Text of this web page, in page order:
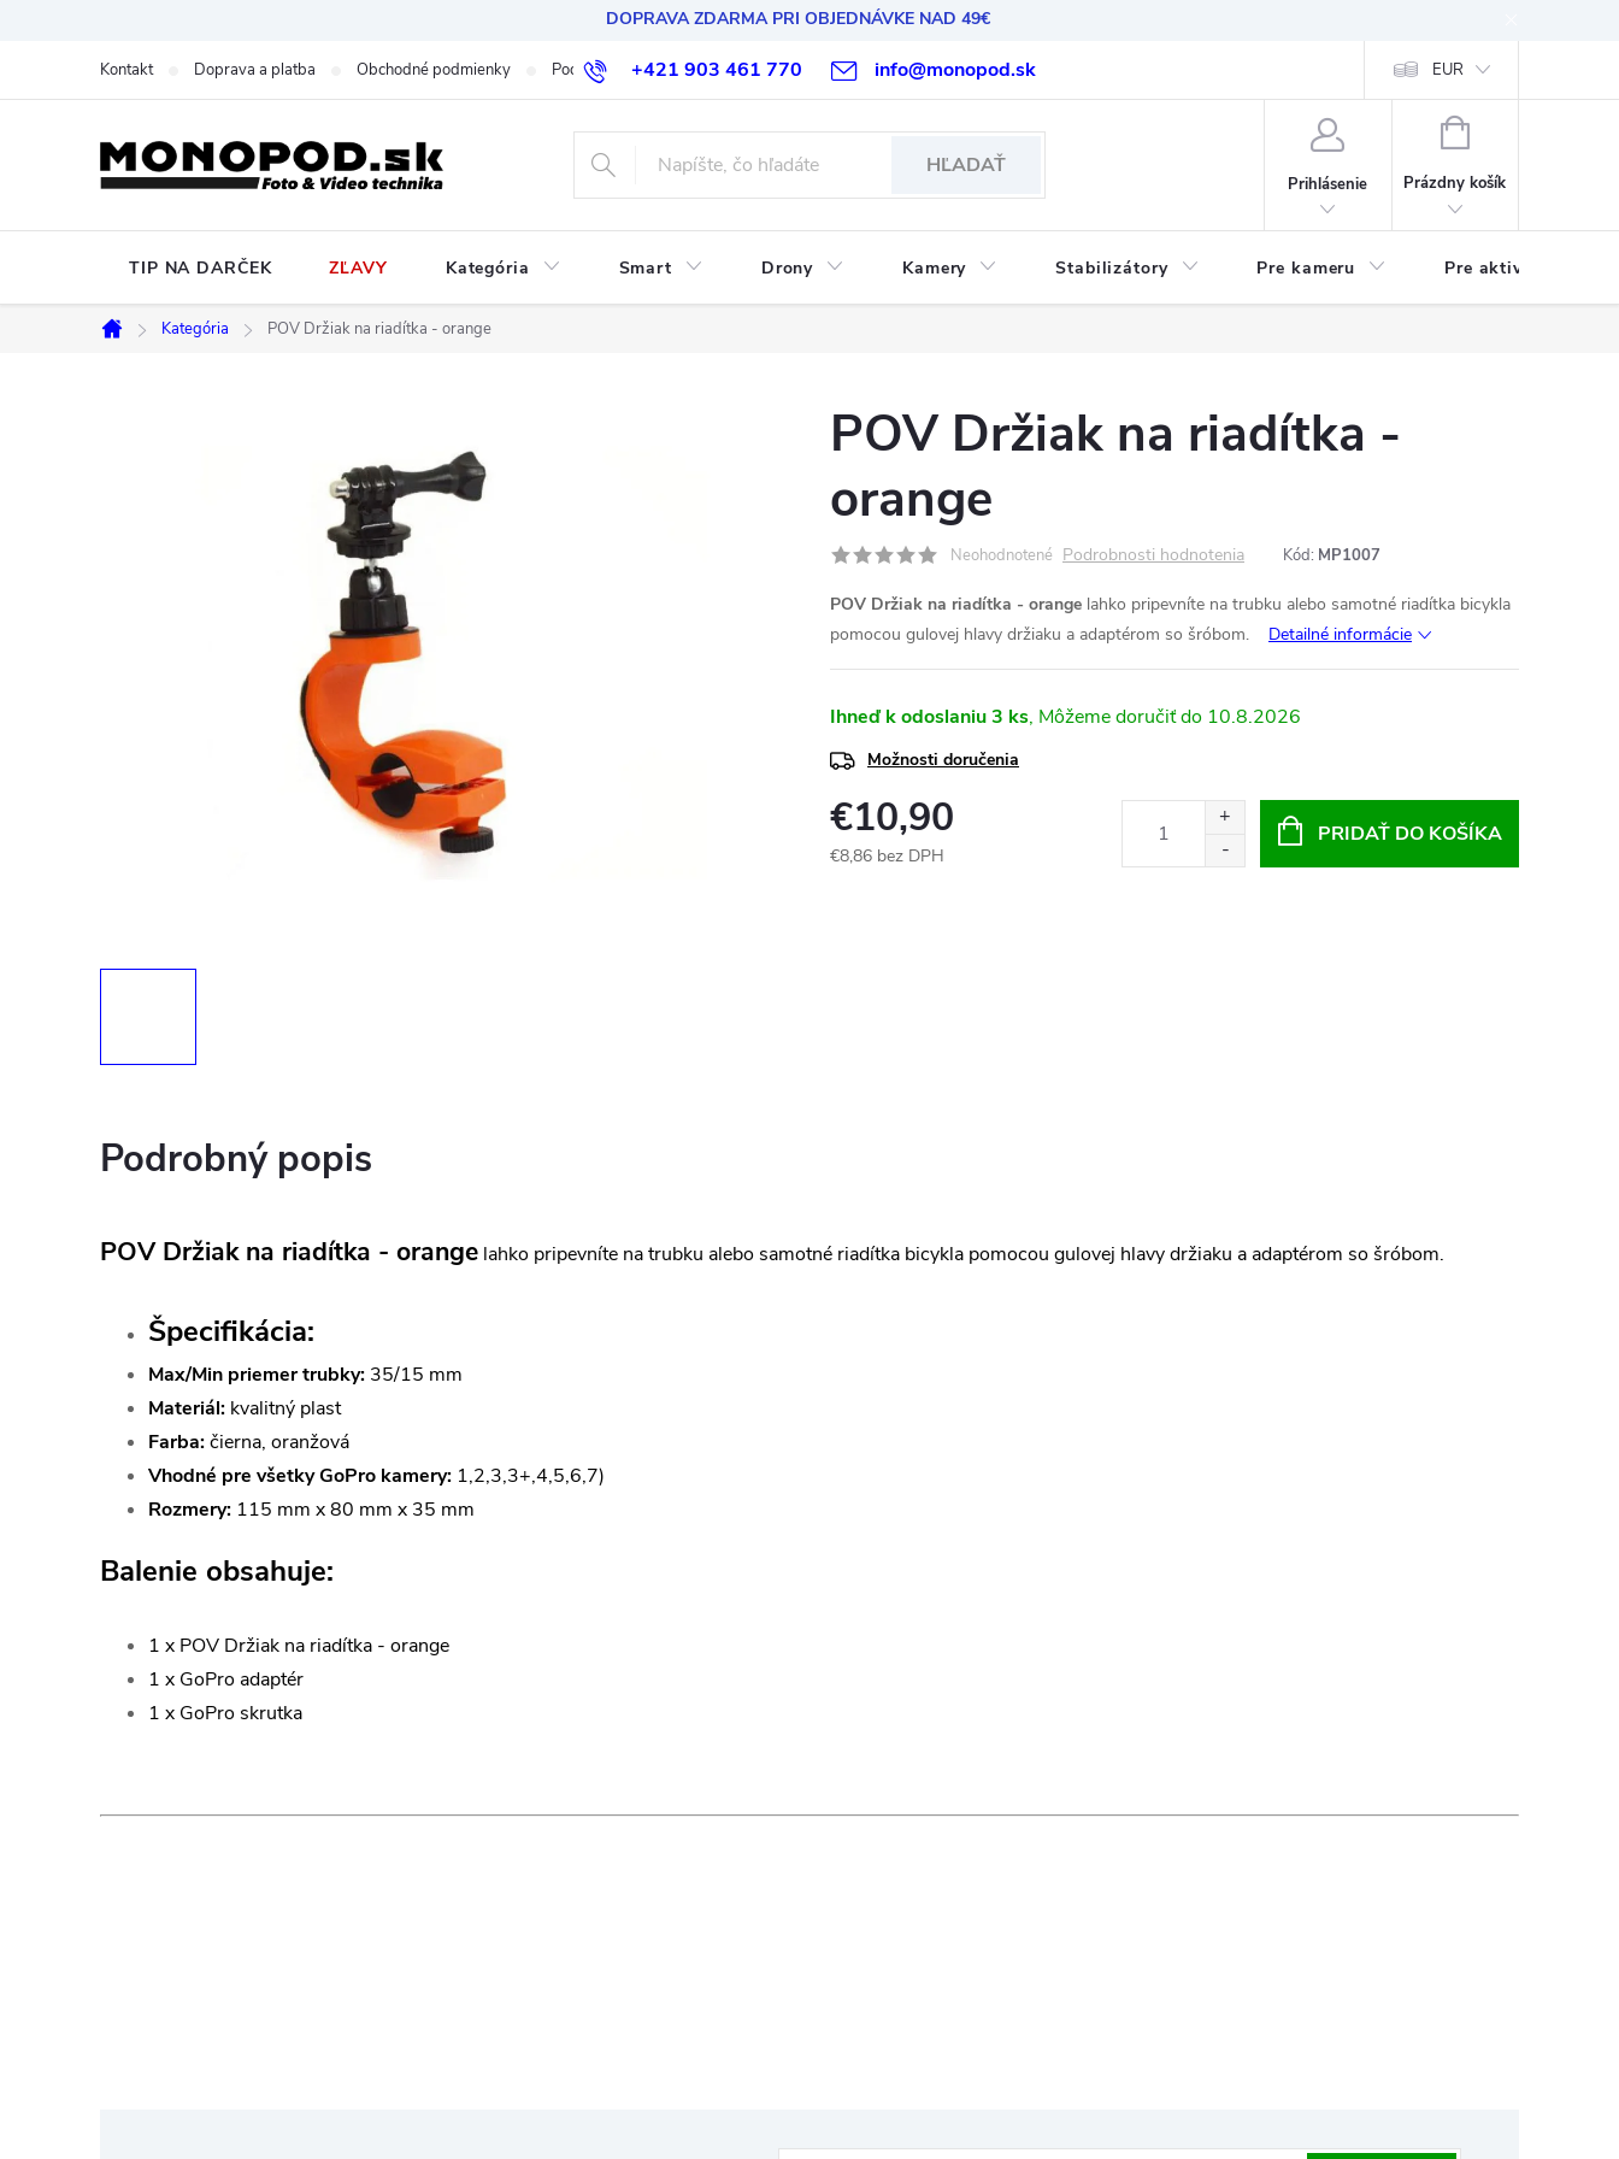
DOPRAVA ZDARMA PRI OBJEDNÁVKE NAD 49€
+421 903 461 770 info@monopod.sk
Kontakt Doprava a platba Obchodné podmienky Podmienky ochrany osobných údajov Reklamácia a vrátenie EUR
HĽADAŤ
Prihlásenie
NÁKUPNÝ
Prázdny košík
TIP NA DARČEK ZĽAVY Kategória Smart Drony Kamery Stabilizátory Pre kameru Pre aktivitu
Domov
Kategória POV Držiak na riadítka - orange
POV Držiak na riadítka -
orange
Neohodnotené Podrobnosti hodnotenia Kód: MP1007
POV Držiak na riadítka - orange lahko pripevníte na trubku alebo samotné riadítka bicykla
pomocou gulovej hlavy držiaku a adaptérom so šróbom.
Detailné informácie
Ihneď k odoslaniu3 ks 10.8.2026
Možnosti doručenia
€10,90
€8,86 bez DPH
PRIDAŤ DO KOŠÍKA
Podrobný popis
POV Držiak na riadítka - orange lahko pripevníte na trubku alebo samotné riadítka bicykla pomocou gulovej hlavy držiaku a adaptérom so šróbom.
Špecifikácia:
Max/Min priemer trubky: 35/15 mm
Materiál: kvalitný plast
Farba:čierna, oranžová
Vhodné pre všetky GoPro kamery: 1,2,3,3+,4,5,6,7)
Rozmery: 115 mm x 80 mm x 35 mm
Balenie obsahuje:
1 x POV Držiak na riadítka - orange
1 x GoPro adaptér
1 x GoPro skrutka